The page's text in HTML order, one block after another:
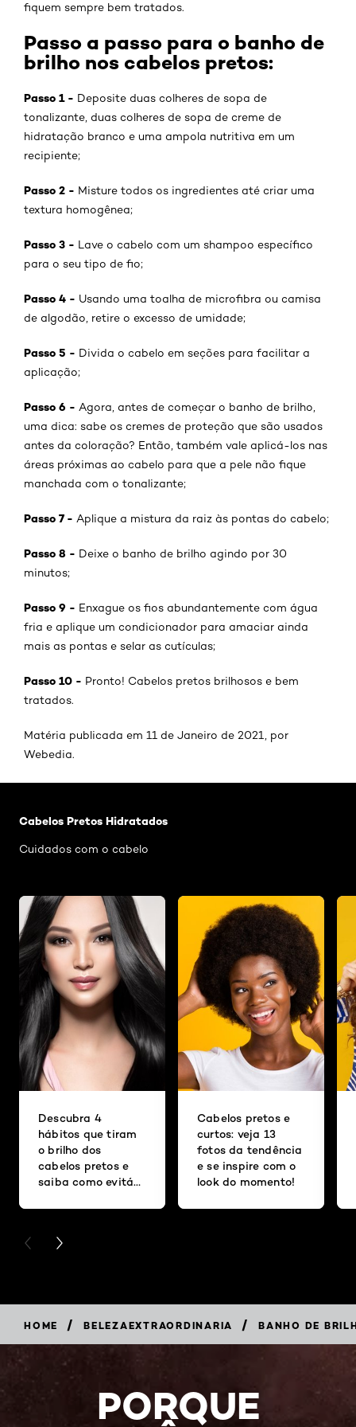
fiquem sempre bem tratados.
Passo a passo para o banho de
brilho nos cabelos pretos:
Passo 1 - Deposite duas colheres de sopa de
tonalizante, duas colheres de sopa de creme de
hidratação branco e uma ampola nutritiva em um
recipiente;
Passo 2 - Misture todos os ingredientes até criar uma
textura homogênea;
Passo 3 - Lave o cabelo com um shampoo específico
para o seu tipo de fio;
Passo 4 - Usando uma toalha de microfibra ou camisa
de algodão, retire o excesso de umidade;
Passo 5 - Divida o cabelo em seções para facilitar a
aplicação;
Passo 6 - Agora, antes de começar o banho de brilho,
uma dica: sabe os cremes de proteção que são usados
antes da coloração? Então, também vale aplicá-los nas
áreas próximas ao cabelo para que a pele não fique
manchada com o tonalizante;
Passo 7 - Aplique a mistura da raiz às pontas do cabelo;
Passo 8 - Deixe o banho de brilho agindo por 30
minutos;
Passo 9 - Enxague os fios abundantemente com água
fria e aplique um condicionador para amaciar ainda
mais as pontas e selar as cutículas;
Passo 10 - Pronto! Cabelos pretos brilhosos e bem
tratados.
Matéria publicada em 11 de Janeiro de 2021, por
Webedia.
Cabelos Pretos Hidratados
Cuidados com o cabelo
Descubra 4
hábitos que tiram
o brilho dos
cabelos pretos e
saiba como evitá-
Cabelos pretos e
curtos: veja 13
fotos da tendência
e se inspire com o
look do momento!
PREVIOUS CARD
NEXT CARD
HOME / BELEZAEXTRAORDINARIA / BANHO DE
PORQUE